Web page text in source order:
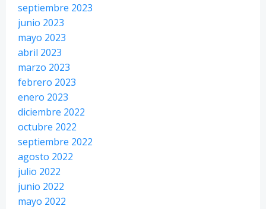
septiembre 2023
junio 2023
mayo 2023
abril 2023
marzo 2023
febrero 2023
enero 2023
diciembre 2022
octubre 2022
septiembre 2022
agosto 2022
julio 2022
junio 2022
mayo 2022